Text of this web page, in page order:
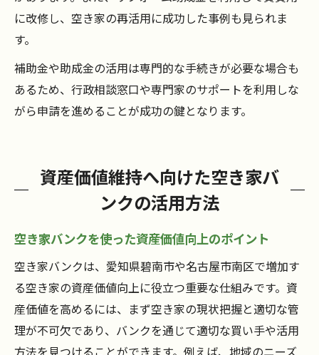
に改修し、空き家の再活用に成功した事例も見られま
す。
補助金や助成金の活用は専門的な手続きが必要な場合も
あるため、行政相談窓口や専門家のサポートを利用しな
がら申請を進めることが成功の鍵となります。
資産価値維持へ向けた空き家バ
ンクの活用方法
空き家バンクを使った資産価値向上のポイント
空き家バンクは、愛知県碧南市や名古屋市南区で増加す
る空き家の資産価値向上に役立つ重要な仕組みです。資
産価値を高めるには、まず空き家の現状把握と適切な管
理が不可欠であり、バンクを通じて適切な買い手や活用
方法を見つけることができます。例えば、地域のニーズ